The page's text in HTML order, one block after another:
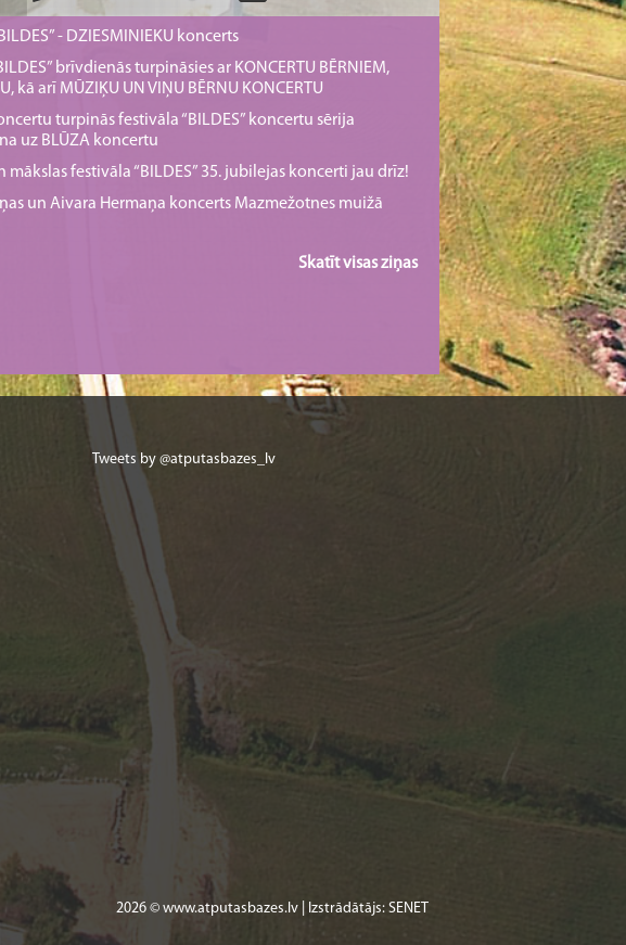
- DZIESMINIEKU koncerts
brīvdienās turpināsies ar KONCERTU BĒRNIEM,
kā arī MŪZIĶU UN VIŅU BĒRNU KONCERTU
turpinās festivāla “BILDES” koncertu sērija
uz BLŪZA koncertu
mākslas festivāla “BILDES” 35. jubilejas koncerti jau drīz!
un Aivara Hermaņa koncerts Mazmežotnes muižā
Skatīt visas ziņas
Tweets by @atputasbazes_lv
2026 © www.atputasbazes.lv | Izstrādātājs: SENET